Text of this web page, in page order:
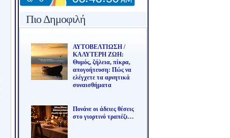
Πιο Δημοφιλή
ΑΥΤΟΒΕΛΤΙΩΣΗ /
ΚΑΛΥΤΕΡΗ ΖΩΗ:
Θυμός, ζήλεια, πίκρα,
απογοήτευση: Πώς να
ελέγχετε τα αρνητικά
συναισθήματα
Πονάνε οι άδειες θέσεις
στο γιορτινό τραπέζι…